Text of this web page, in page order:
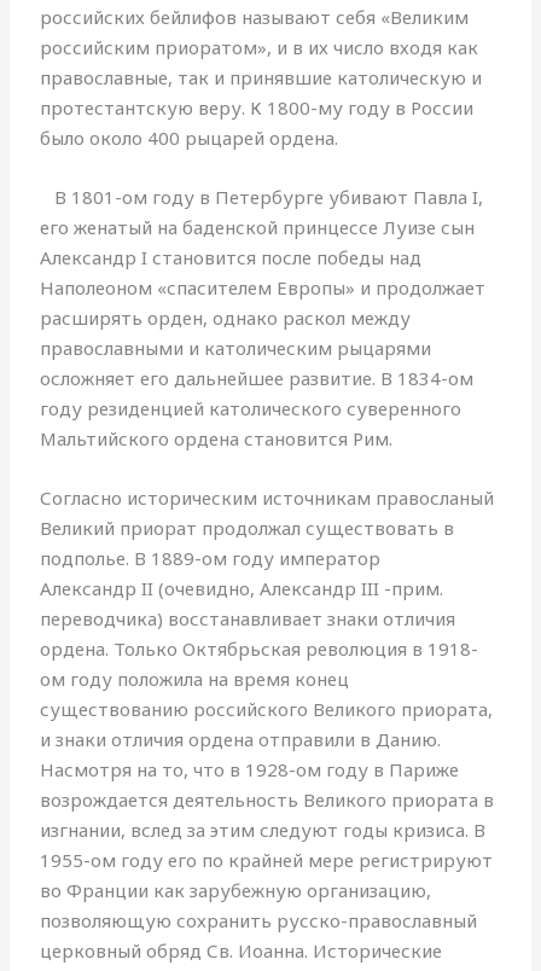
российских бейлифов называют себя «Великим
российским приоратом», и в их число входя как
православные, так и принявшие католическую и
протестантскую веру. К 1800-му году в России
было около 400 рыцарей ордена.
В 1801-ом году в Петербурге убивают Павла I,
его женатый на баденской принцессе Луизе сын
Александр I становится после победы над
Наполеоном «спасителем Европы» и продолжает
расширять орден, однако раскол между
православными и католическим рыцарями
осложняет его дальнейшее развитие. В 1834-ом
году резиденцией католического суверенного
Мальтийского ордена становится Рим.
Согласно историческим источникам правосланый
Великий приорат продолжал существовать в
подполье. В 1889-ом году император
Александр II (очевидно, Александр III -прим.
переводчика) восстанавливает знаки отличия
ордена. Только Октябрьская революция в 1918-
ом году положила на время конец
существованию российского Великого приората,
и знаки отличия ордена отправили в Данию.
Насмотря на то, что в 1928-ом году в Париже
возрождается деятельность Великого приората в
изгнании, вслед за этим следуют годы кризиса. В
1955-ом году его по крайней мере регистрируют
во Франции как зарубежную организацию,
позволяющую сохранить русско-православный
церковный обряд Св. Иоанна. Исторические